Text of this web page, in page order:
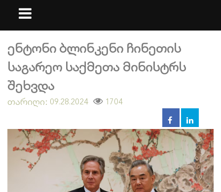
ენტონი ბლინკენი ჩინეთის
საგარეო საქმეთა მინისტრს
შეხვდა
თარიღი: 09.28.2024 1704